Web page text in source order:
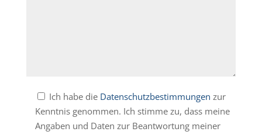
Ich habe die Datenschutzbestimmungen zur
Kenntnis genommen. Ich stimme zu, dass meine
Angaben und Daten zur Beantwortung meiner